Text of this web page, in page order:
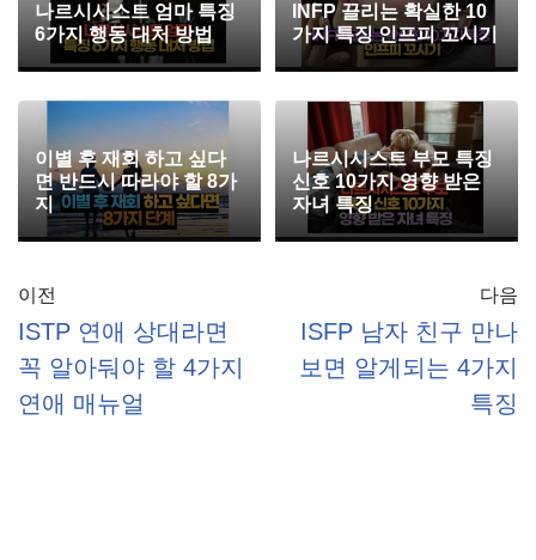
나르시시스트 엄마 특징
6가지 행동 대처 방법
INFP 끌리는 확실한 10
가지 특징 인프피 꼬시기
이별 후 재회 하고 싶다
면 반드시 따라야 할 8가
지
나르시시스트 부모 특징
신호 10가지 영향 받은
자녀 특징
이전
ISTP 연애 상대라면
꼭 알아둬야 할 4가지
연애 매뉴얼
다음
ISFP 남자 친구 만나
보면 알게되는 4가지
특징